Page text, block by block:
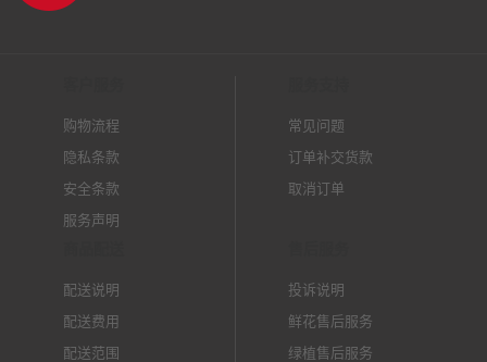
购物流程
隐私条款
安全条款
服务声明
常见问题
订单补交货款
取消订单
配送说明
配送费用
配送范围
投诉说明
鲜花售后服务
绿植售后服务